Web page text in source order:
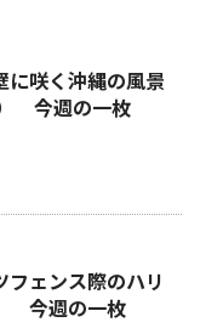
咲く沖縄の風景
） 今週の一枚
フェンス際のハリ
今週の一枚